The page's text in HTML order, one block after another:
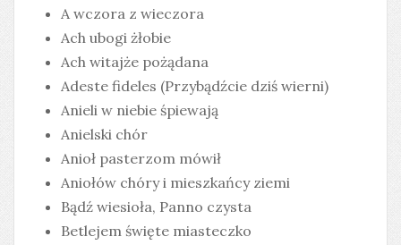
A wczora z wieczora
Ach ubogi żłobie
Ach witajże pożądana
Adeste fideles (Przybądźcie dziś wierni)
Anieli w niebie śpiewają
Anielski chór
Anioł pasterzom mówił
Aniołów chóry i mieszkańcy ziemi
Bądź wiesioła, Panno czysta
Betlejem święte miasteczko